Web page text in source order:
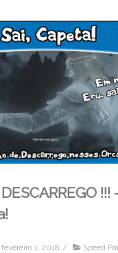
fevereiro 1, 2018 / Speed